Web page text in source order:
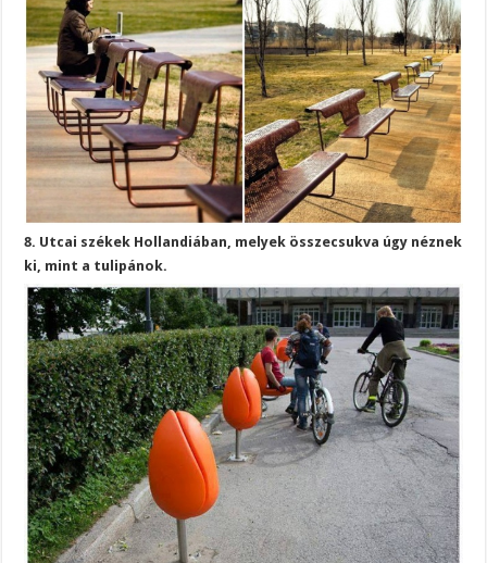
8. Utcai székek Hollandiában, melyek összecsukva úgy néznek
ki, mint a tulipánok.